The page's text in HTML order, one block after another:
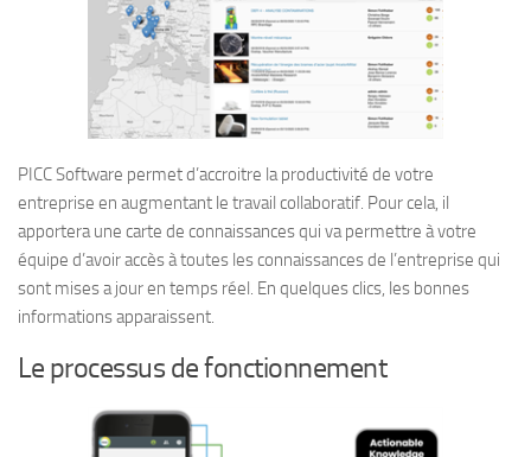
PICC Software permet d’accroitre la productivité de votre
entreprise en augmentant le travail collaboratif. Pour cela, il
apportera une carte de connaissances qui va permettre à votre
équipe d’avoir accès à toutes les connaissances de l’entreprise qui
sont mises a jour en temps réel. En quelques clics, les bonnes
informations apparaissent.
Le processus de fonctionnement